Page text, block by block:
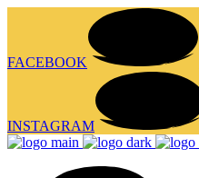
FACEBOOK
INSTAGRAM